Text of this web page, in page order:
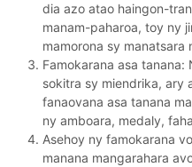
dia azo atao haingon-
manam-paharoa, toy ny
mamorona sy manatsara
Famokarana asa
sokitra sy miendrika, ary
fanaovana asa tanana
ny amboara, medaly,
Asehoy ny famokarana
manana mangarahara